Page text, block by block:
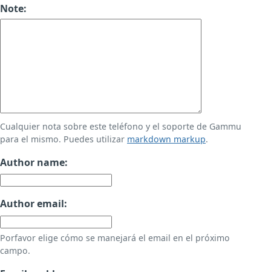
Note:
Cualquier nota sobre este teléfono y el soporte de Gammu
para el mismo. Puedes utilizar markdown markup.
Author name:
Author email:
Porfavor elige cómo se manejará el email en el próximo
campo.